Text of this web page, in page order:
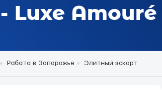
Luxe Amouré
Работа в Запорожье Элитный эскорт